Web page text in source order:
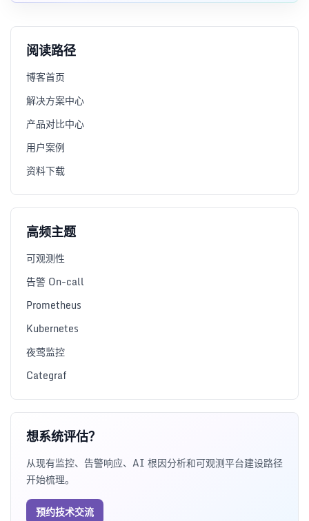
阅读路径
博客首页
解决方案中心
产品对比中心
用户案例
资料下载
高频主题
可观测性
告警 On-call
Prometheus
Kubernetes
夜莺监控
Categraf
想系统评估？
从现有监控、告警响应、AI 根因分析和可观测平台建设路径
开始梳理。
预约技术交流